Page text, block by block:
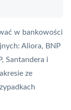
w bankowości
Aliora, BNP
Santandera i
ze